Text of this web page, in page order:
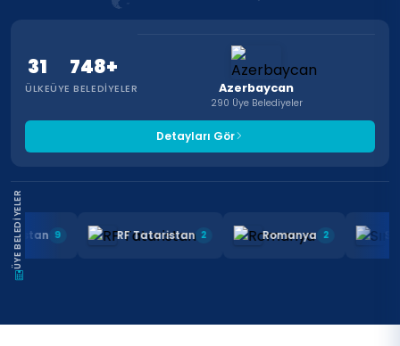
31
ÜLKE
748+
ÜYE BELEDIYELER Azerbaycan
290 Üye Belediyeler
Detayları Gör
ÜYE BELEDIYELERDağıstan RF Tataristan Romanya